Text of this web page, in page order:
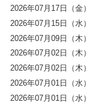
2026年07月17日（金）
2026年07月15日（水）
2026年07月09日（木）
2026年07月02日（木）
2026年07月02日（木）
2026年07月01日（水）
2026年07月01日（水）